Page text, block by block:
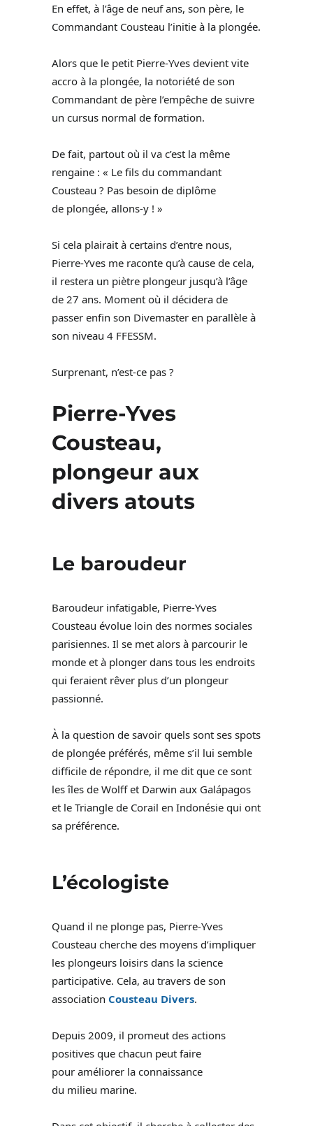
En effet, à l’âge de neuf ans, son père, le
Commandant Cousteau l’initie à la plongée.
Alors que le petit Pierre-Yves devient vite
accro à la plongée, la notoriété de son
Commandant de père l’empêche de suivre
un cursus normal de formation.
De fait, partout où il va c’est la même
rengaine : « Le fils du commandant
Cousteau ? Pas besoin de diplôme
de plongée, allons-y ! »
Si cela plairait à certains d’entre nous,
Pierre-Yves me raconte qu’à cause de cela,
il restera un piètre plongeur jusqu’à l’âge
de 27 ans. Moment où il décidera de
passer enfin son Divemaster en parallèle à
son niveau 4 FFESSM.
Surprenant, n’est-ce pas ?
Pierre-Yves
Cousteau,
plongeur aux
divers atouts
Le baroudeur
Baroudeur infatigable, Pierre-Yves
Cousteau évolue loin des normes sociales
parisiennes. Il se met alors à parcourir le
monde et à plonger dans tous les endroits
qui feraient rêver plus d’un plongeur
passionné.
À la question de savoir quels sont ses spots
de plongée préférés, même s’il lui semble
difficile de répondre, il me dit que ce sont
les îles de Wolff et Darwin aux Galápagos
et le Triangle de Corail en Indonésie qui ont
sa préférence.
L’écologiste
Quand il ne plonge pas, Pierre-Yves
Cousteau cherche des moyens d’impliquer
les plongeurs loisirs dans la science
participative. Cela, au travers de son
association Cousteau Divers.
Depuis 2009, il promeut des actions
positives que chacun peut faire
pour améliorer la connaissance
du milieu marine.